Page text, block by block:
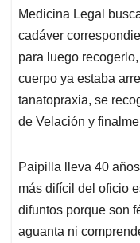
Medicina Legal
cadáver
para luego
cuerpo ya estaba
tanatopraxia, se
de Velación y
Paipilla lleva 40
más difícil del oficio
difuntos porque son
aguanta ni